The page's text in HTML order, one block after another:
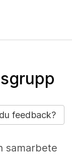
feedback?
samarbete